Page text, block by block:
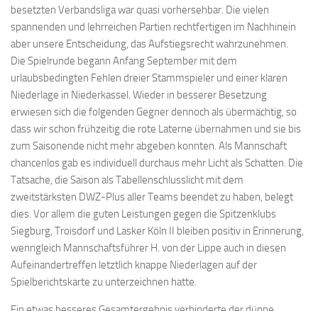
5. Mannschaft
Jugendschach
Schach online
1.Online Schachturnierserie
Termine
Anfahrt
Vorstand
Mitglieder
Mitglied werden
Satzung
Datenschutzordnung
En passant
besetzten Verbandsliga war quasi vorhersehbar. Die vielen
spannenden und lehrreichen Partien rechtfertigen im Nachhinein
aber unsere Entscheidung, das Aufstiegsrecht wahrzunehmen.
Die Spielrunde begann Anfang September mit dem
urlaubsbedingten Fehlen dreier Stammspieler und einer klaren
Niederlage in Niederkassel. Wieder in besserer Besetzung
erwiesen sich die folgenden Gegner dennoch als übermächtig, so
dass wir schon frühzeitig die rote Laterne übernahmen und sie bis
zum Saisonende nicht mehr abgeben konnten. Als Mannschaft
chancenlos gab es individuell durchaus mehr Licht als Schatten. Die
Tatsache, die Saison als Tabellenschlusslicht mit dem
zweitstärksten DWZ-Plus aller Teams beendet zu haben, belegt
dies. Vor allem die guten Leistungen gegen die Spitzenklubs
Siegburg, Troisdorf und Lasker Köln II bleiben positiv in Erinnerung,
wenngleich Mannschaftsführer H. von der Lippe auch in diesen
Aufeinandertreffen letztlich knappe Niederlagen auf der
Spielberichtskarte zu unterzeichnen hatte.